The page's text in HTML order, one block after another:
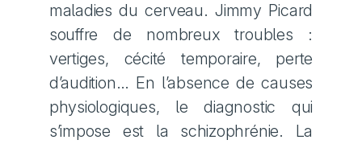
maladies du cerveau. Jimmy Picard
souffre de nombreux troubles :
vertiges, cécité temporaire, perte
d’audition… En l’absence de causes
physiologiques, le diagnostic qui
s’impose est la schizophrénie. La